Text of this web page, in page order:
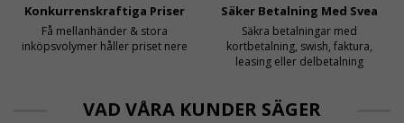
Konkurrenskraftiga Priser
Få mellanhänder & stora
inköpsvolymer håller priset nere
Säker Betalning Med Svea
Säkra betalningar med
kortbetalning, swish, faktura,
leasing eller delbetalning
VAD VÅRA KUNDER SÄGER